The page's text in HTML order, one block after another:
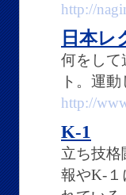
http://
日本レ
何をして
ト。運
http://
K-1
立ち技
報やK-１